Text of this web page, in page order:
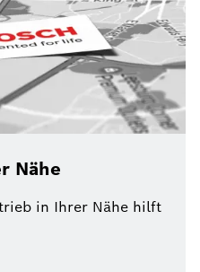
Nähe
in Ihrer Nähe hilft